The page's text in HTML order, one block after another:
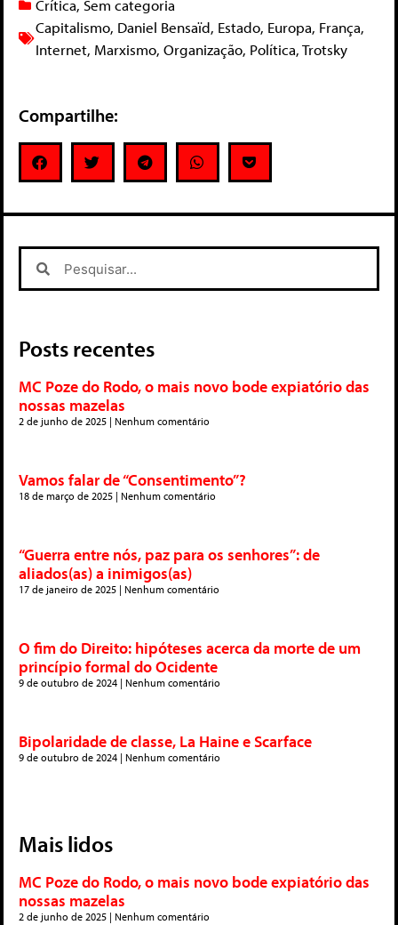
Crítica, Sem categoria
Capitalismo, Daniel Bensaïd, Estado, Europa, França,
Internet, Marxismo, Organização, Política,Trotsky
Compartilhe:
Posts recentes
MC Poze do Rodo, o mais novo bode expiatório das
nossas mazelas
2 de junho de 2025 Nenhum comentário
Vamos falar de “Consentimento”?
18 de março de 2025 Nenhum comentário
“Guerra entre nós, paz para os senhores”: de
aliados(as) a inimigos(as)
17 de janeiro de 2025 Nenhum comentário
O fim do Direito: hipóteses acerca da morte de um
princípio formal do Ocidente
9 de outubro de 2024 Nenhum comentário
Bipolaridade de classe, La Haine e Scarface
9 de outubro de 2024 Nenhum comentário
Mais lidos
MC Poze do Rodo, o mais novo bode expiatório das
nossas mazelas
2 de junho de 2025 Nenhum comentário